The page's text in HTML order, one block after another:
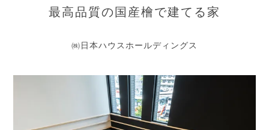
最高品質の国産檜で建てる家
㈱日本ハウスホールディングス